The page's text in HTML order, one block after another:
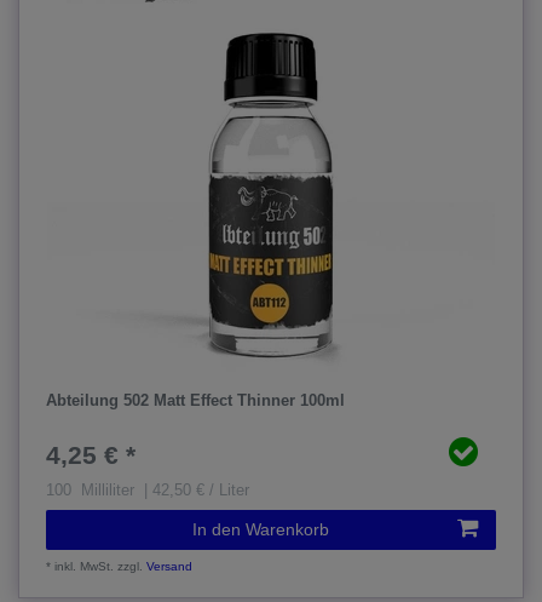
Abteilung 502 Matt Effect Thinner 100ml
4,25 € *
100 Milliliter | 42,50 € / Liter
In den Warenkorb
*inkl. MwSt. zzgl.Versand